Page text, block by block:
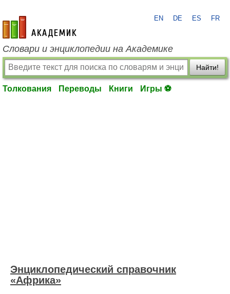
academic.ru
EN DE ES FR
Словари и энциклопедии на Академике
Найти!
Толкования Переводы Книги Игры ⚽
Энциклопедический справочник
«Африка»